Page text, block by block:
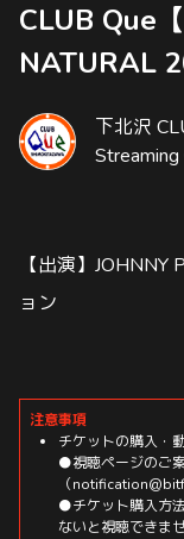
CLUB Que
NATURAL
下北沢
Streaming
【出演】
ョン
注意事項
チケットの購入・
●視聴ページのご
（
●チケット購入方
ないと視聴できま